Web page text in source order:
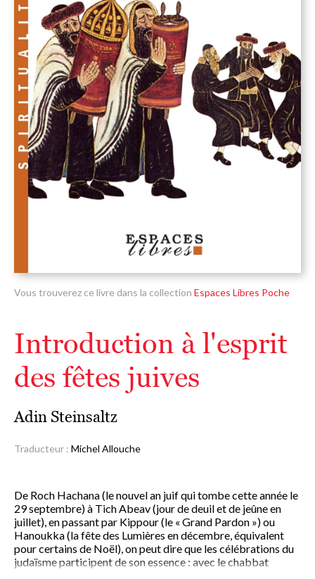
Vous trouverez ce livre dans la collection Espaces Libres Poche
Introduction à l'esprit
des fêtes juives
Adin Steinsaltz
Traducteur : Michel Allouche
De Roch Hachana (le nouvel an juif qui tombe cette année le
29 septembre) à Tich Abeav (jour de deuil et de jeûne en
juillet), en passant par Kippour (le « Grand Pardon ») ou
Hanoukka (la fête des Lumières en décembre, équivalent
pour certains de Noël), on peut dire que les célébrations du
judaïsme participent de son essence : avec le chabbat